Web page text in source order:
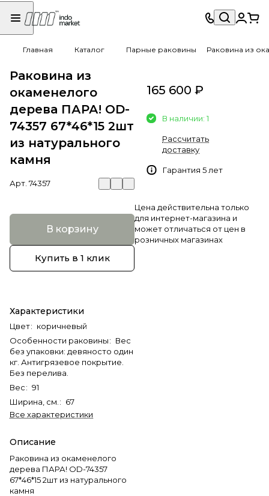
Главная Каталог Парные раковины Раковина из
Раковина из
окаменелого
дерева ПАРА! OD-
74357 67*46*15 2шт
из натурального
камня
Арт. 74357
В корзину
Купить в 1 клик
Характеристики
Цвет: коричневый
Особенности раковины: Вес
без упаковки: девяносто один
кг. Антигрязевое покрытие.
Без перелива.
Вес: 91
Ширина, см. : 67
Все характеристики
Описание
Раковина из окаменелого
дерева ПАРА! OD-74357
67*46*15 2шт из натурального
камня
165 600 ₽
В наличии: 1
Рассчитать
доставку
Гарантия 5 лет
Цена действительна только
для интернет-магазина и
может отличаться от цен в
розничных магазинах